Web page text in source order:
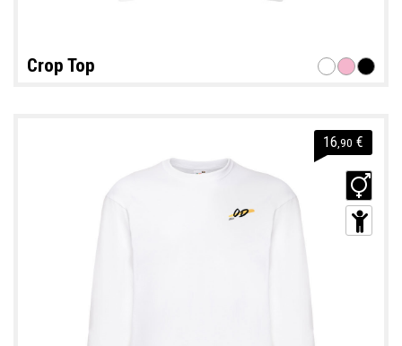
Crop Top
16 ,90 €